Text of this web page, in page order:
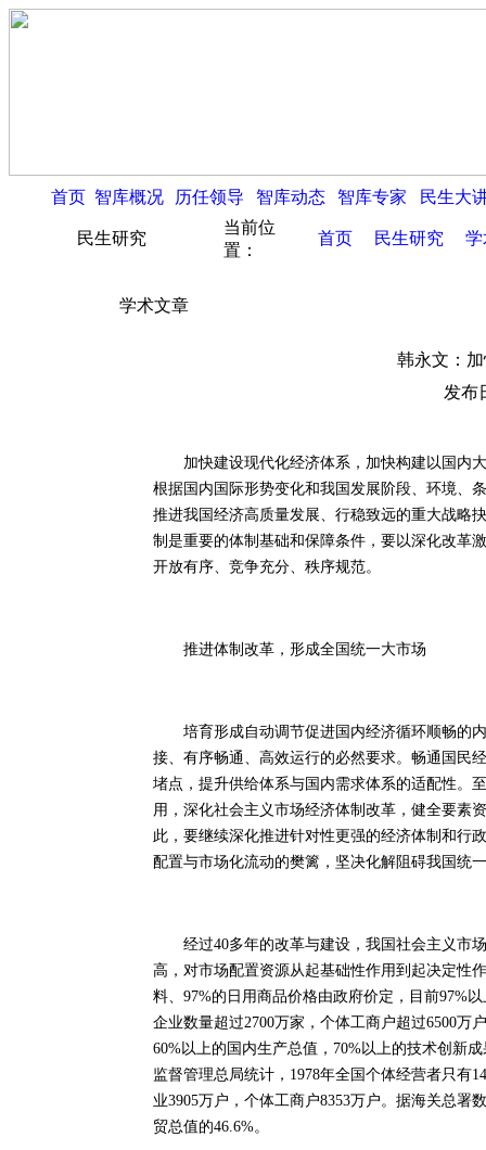
首页 智库概况 历任领导 智库动态 智库专家 民生大
民生研究
当前位
置：
首页 民生研究 学
学术文章
韩永文：
发布
加快建设现代化经济体系，加快构建以国内大
根据国内国际形势变化和我国发展阶段、环境、
推进我国经济高质量发展、行稳致远的重大战略
制是重要的体制基础和保障条件，要以深化改革
开放有序、竞争充分、秩序规范。
推进体制改革，形成全国统一大市场
培育形成自动调节促进国内经济循环顺畅的内
接、有序畅通、高效运行的必然要求。畅通国民
堵点，提升供给体系与国内需求体系的适配性。
用，深化社会主义市场经济体制改革，健全要素
此，要继续深化推进针对性更强的经济体制和行
配置与市场化流动的樊篱，坚决化解阻碍我国统
经过40多年的改革与建设，我国社会主义市场
高，对市场配置资源从起基础性作用到起决定性
料、97%的日用商品价格由政府价定，目前97%
企业数量超过2700万家，个体工商户超过6500万
60%以上的国内生产总值，70%以上的技术创新
监督管理总局统计，1978年全国个体经营者只有
业3905万户，个体工商户8353万户。据海关总署
贸总值的46.6%。